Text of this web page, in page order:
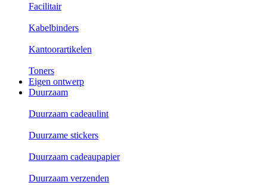
Facilitair
Kabelbinders
Kantoorartikelen
Toners
Eigen ontwerp
Duurzaam
Duurzaam cadeaulint
Duurzame stickers
Duurzaam cadeaupapier
Duurzaam verzenden